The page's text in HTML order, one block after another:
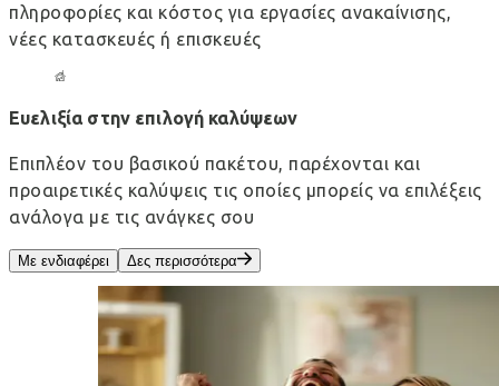
πληροφορίες και κόστος για εργασίες ανακαίνισης,
νέες κατασκευές ή επισκευές
Ευελιξία στην επιλογή καλύψεων
Επιπλέον του βασικού πακέτου, παρέχονται και
προαιρετικές καλύψεις τις οποίες μπορείς να επιλέξεις
ανάλογα με τις ανάγκες σου
Με ενδιαφέρει Δες περισσότερα